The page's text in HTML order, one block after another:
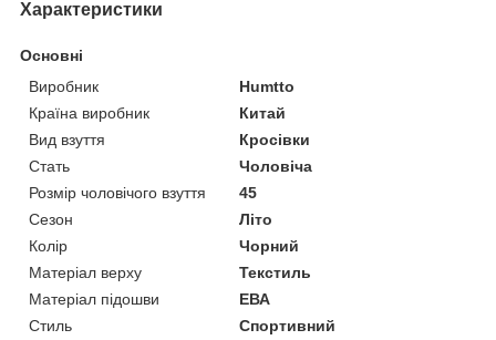
Характеристики
Основні
Виробник
Humtto
Країна виробник
Китай
Вид взуття
Кросівки
Стать
Чоловіча
Розмір чоловічого взуття
45
Сезон
Літо
Колір
Чорний
Матеріал верху
Текстиль
Матеріал підошви
ЕВА
Стиль
Спортивний